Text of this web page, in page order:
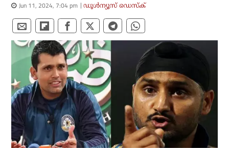
Jun 11, 2024, 7:04 pm ഡൂള്‍ന്യൂസ് ഡെസ്‌ക്